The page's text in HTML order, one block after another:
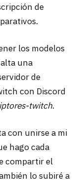
de
los modelos
una
de
con Discord
twitch.
con unirse a mi
hago cada
compartir el
lo subiré a